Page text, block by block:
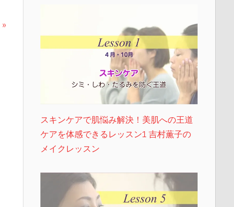
スキンケアで肌悩み解決！美肌への王道
ケアを体感できるレッスン1 吉村薫子の
メイクレッスン